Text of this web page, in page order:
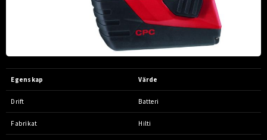
Egenskap Värde
Drift Batteri
Fabrikat Hilti